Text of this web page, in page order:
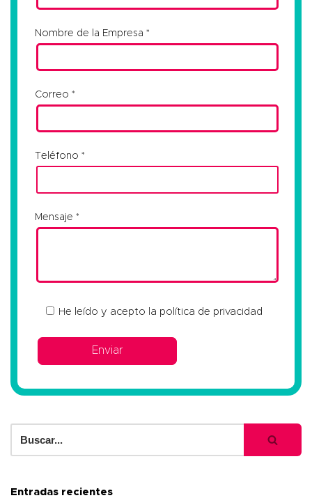
Nombre de la Empresa
Correo
Teléfono
Mensaje
He leído y acepto la política de privacidad
Entradas recientes